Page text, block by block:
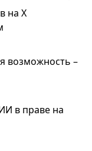
на X
возможность –
в праве на